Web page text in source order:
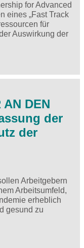
for Advanced
eines „Fast Track
für
Auswirkung der
AN DEN
der
der
Arbeitgebern
Arbeitsumfeld,
erheblich
gesund zu